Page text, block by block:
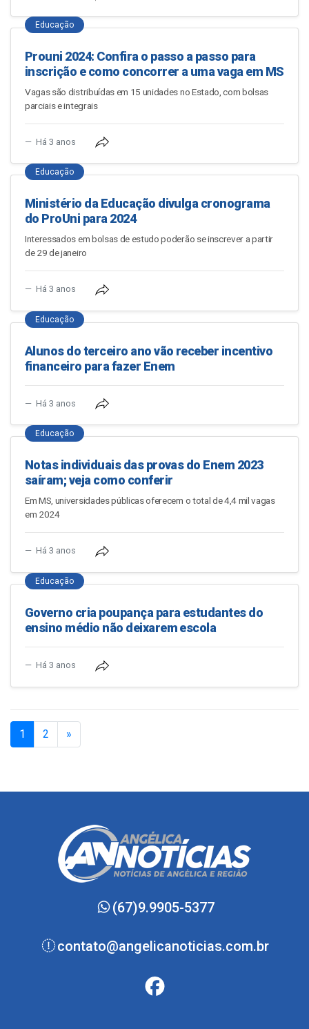
Educação
Prouni 2024: Confira o passo a passo para
inscrição e como concorrer a uma vaga em MS
Vagas são distribuídas em 15 unidades no Estado, com bolsas
parciais e integrais
Há 3 anos
Educação
Ministério da Educação divulga cronograma
do ProUni para 2024
Interessados em bolsas de estudo poderão se inscrever a partir
de 29 de janeiro
Há 3 anos
Educação
Alunos do terceiro ano vão receber incentivo
financeiro para fazer Enem
Há 3 anos
Educação
Notas individuais das provas do Enem 2023
saíram; veja como conferir
Em MS, universidades públicas oferecem o total de 4,4 mil vagas
em 2024
Há 3 anos
Educação
Governo cria poupança para estudantes do
ensino médio não deixarem escola
Há 3 anos
1 (current)
2 »
(67)9.9905-5377
contato@angelicanoticias.com.br